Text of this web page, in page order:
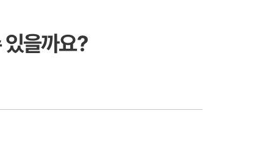
있을까요?